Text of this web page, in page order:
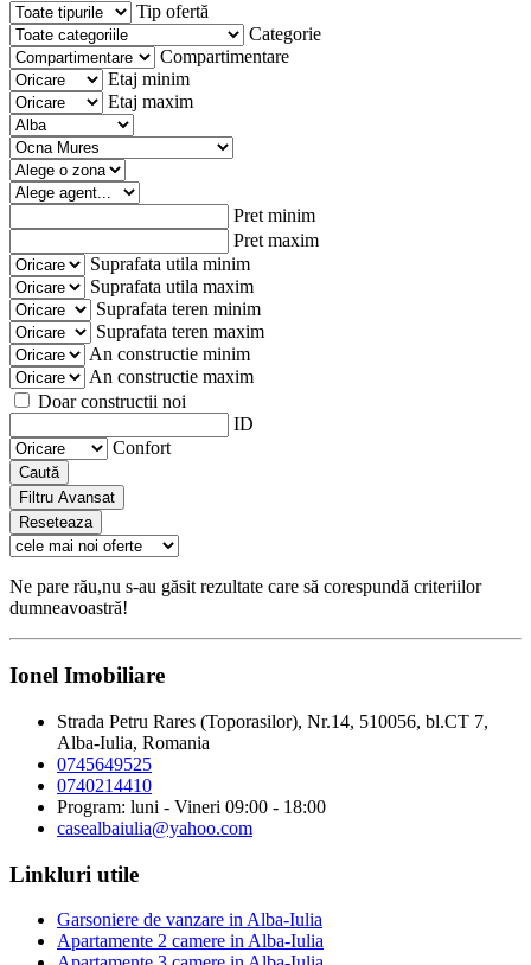
Tip ofertă
Categorie
Compartimentare
Etaj minim
Etaj maxim
Pret minim
Pret maxim
Suprafata utila minim
Suprafata utila maxim
Suprafata teren minim
Suprafata teren maxim
An constructie minim
An constructie maxim
Doar constructii noi
ID
Confort
Caută
Filtru Avansat
Reseteaza
Ne pare rău,nu s-au găsit rezultate care să corespundă criteriilor
dumneavoastră!
Ionel Imobiliare
Strada Petru Rares (Toporasilor), Nr.14, 510056, bl.CT 7,
Alba-Iulia, Romania
0745649525
0740214410
Program: luni - Vineri 09:00 - 18:00
casealbaiulia@yahoo.com
Linkluri utile
Garsoniere de vanzare in Alba-Iulia
Apartamente 2 camere in Alba-Iulia